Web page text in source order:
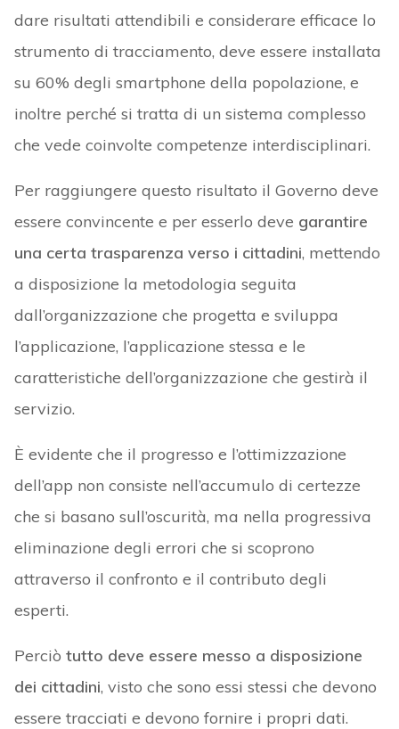
dare risultati attendibili e considerare efficace lo
strumento di tracciamento, deve essere installata
su 60% degli smartphone della popolazione, e
inoltre perché si tratta di un sistema complesso
che vede coinvolte competenze interdisciplinari.
Per raggiungere questo risultato il Governo deve
essere convincente e per esserlo deve garantire
una certa trasparenza verso i cittadini, mettendo
a disposizione la metodologia seguita
dall’organizzazione che progetta e sviluppa
l’applicazione, l’applicazione stessa e le
caratteristiche dell’organizzazione che gestirà il
servizio.
È evidente che il progresso e l’ottimizzazione
dell’app non consiste nell’accumulo di certezze
che si basano sull’oscurità, ma nella progressiva
eliminazione degli errori che si scoprono
attraverso il confronto e il contributo degli
esperti.
Perciò tutto deve essere messo a disposizione
dei cittadini, visto che sono essi stessi che devono
essere tracciati e devono fornire i propri dati.